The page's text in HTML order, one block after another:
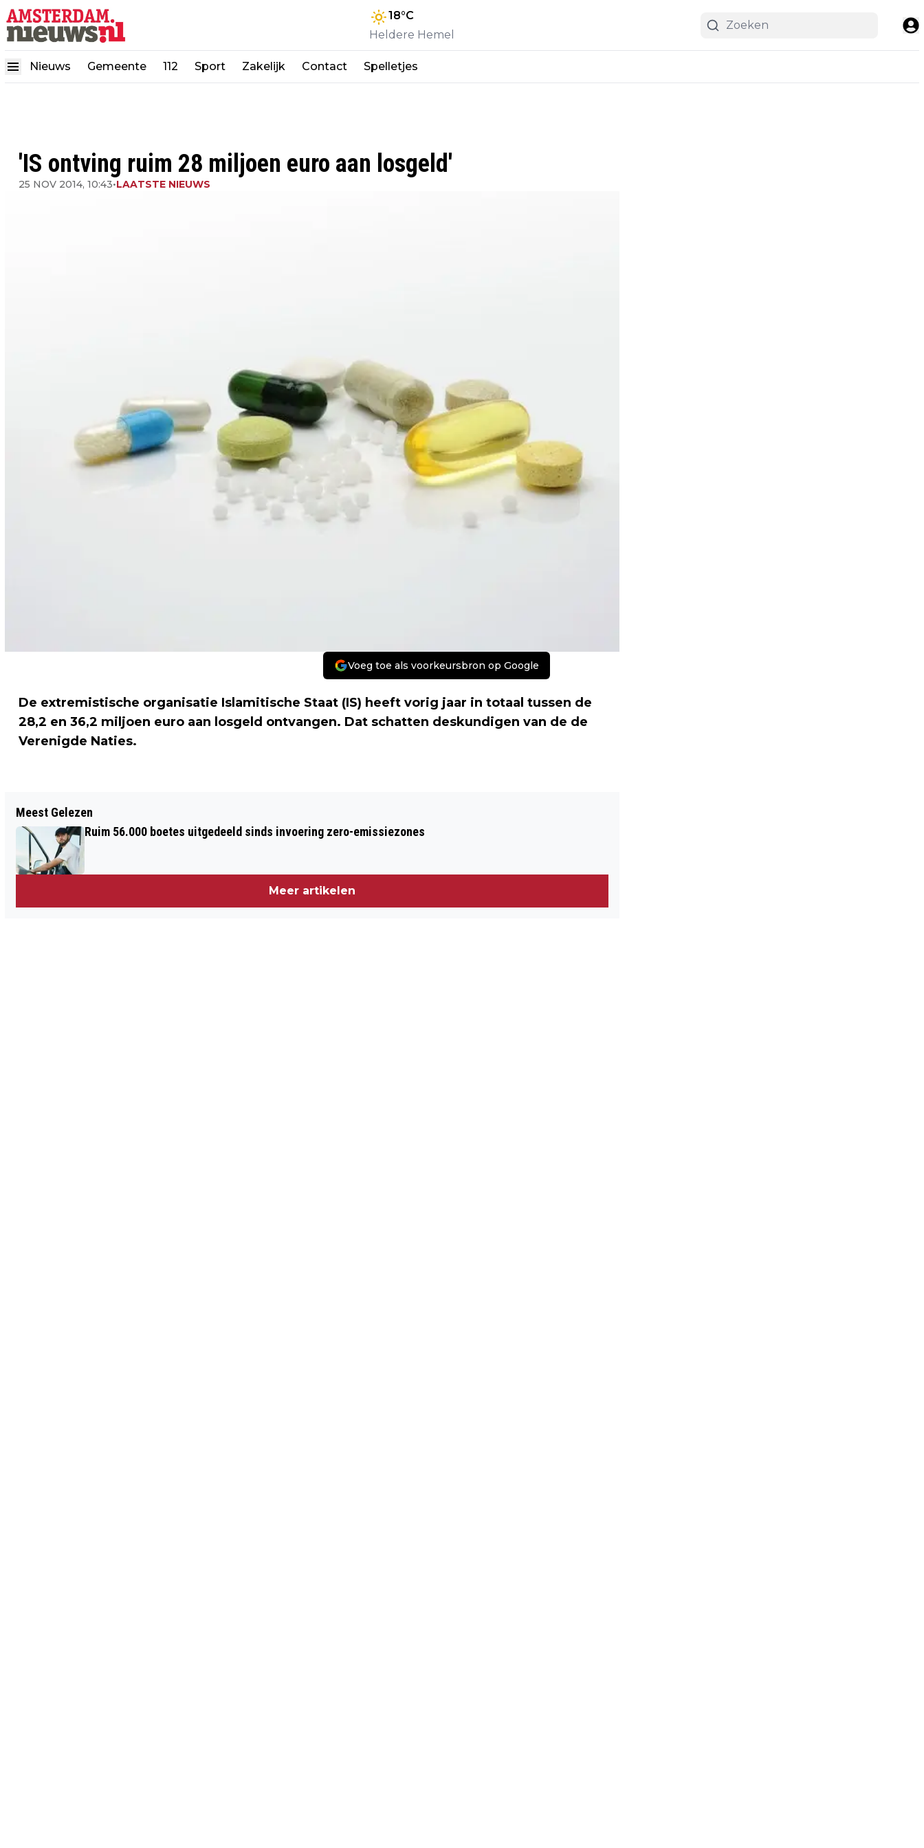
18°C
Heldere Hemel
Nieuws Gemeente 112 Sport Zakelijk Contact Spelletjes
'IS ontving ruim 28 miljoen euro aan losgeld'
25 NOV 2014, 10:43•LAATSTE NIEUWS
Voeg toe als voorkeursbron op Google
De extremistische organisatie Islamitische Staat (IS) heeft vorig jaar in totaal tussen de
28,2 en 36,2 miljoen euro aan losgeld ontvangen. Dat schatten deskundigen van de de
Verenigde Naties.
PROCES IN MAROKKO OM LIQUIDATIES
STAATSLIEDENBUURT VERDAAGD
AAN LOSGELD'
Meest Gelezen
Ruim 56.000 boetes uitgedeeld sinds invoering zero-emissiezones
Meer artikelen